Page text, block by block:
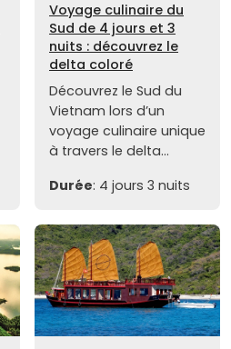
Voyage culinaire du
Sud de 4 jours et 3
nuits : découvrez le
delta coloré
Découvrez le Sud du
Vietnam lors d’un
voyage culinaire unique
à travers le delta...
Durée: 4 jours 3 nuits